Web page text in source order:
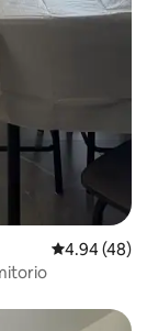
Calificación
4.94 (48)